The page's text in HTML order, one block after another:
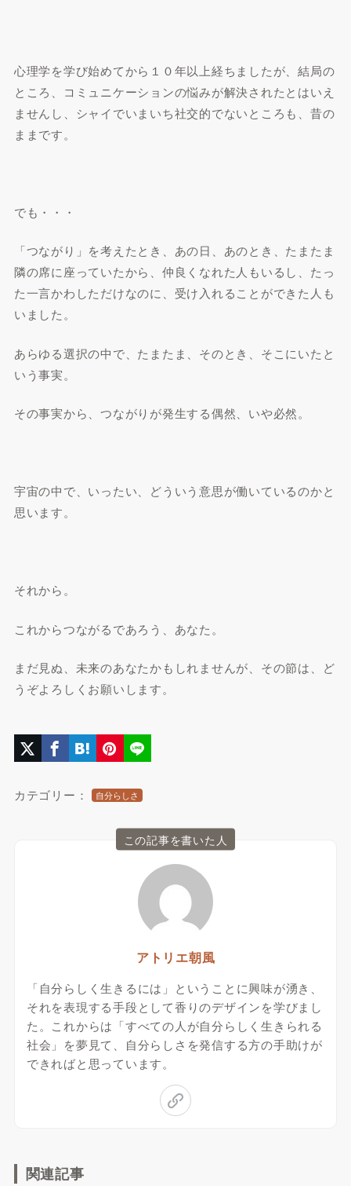
心理学を学び始めてから１０年以上経ちましたが、結局の
ところ、コミュニケーションの悩みが解決されたとはいえ
ませんし、シャイでいまいち社交的でないところも、昔の
ままです。
でも・・・
「つながり」を考えたとき、あの日、あのとき、たまたま
隣の席に座っていたから、仲良くなれた人もいるし、たっ
た一言かわしただけなのに、受け入れることができた人も
いました。
あらゆる選択の中で、たまたま、そのとき、そこにいたと
いう事実。
その事実から、つながりが発生する偶然、いや必然。
宇宙の中で、いったい、どういう意思が働いているのかと
思います。
それから。
これからつながるであろう、あなた。
まだ見ぬ、未来のあなたかもしれませんが、その節は、ど
うぞよろしくお願いします。
カテゴリー： 自分らしさ
この記事を書いた人
アトリエ朝風
「自分らしく生きるには」ということに興味が湧き、
それを表現する手段として香りのデザインを学びまし
た。これからは「すべての人が自分らしく生きられる
社会」を夢見て、自分らしさを発信する方の手助けが
できればと思っています。
関連記事